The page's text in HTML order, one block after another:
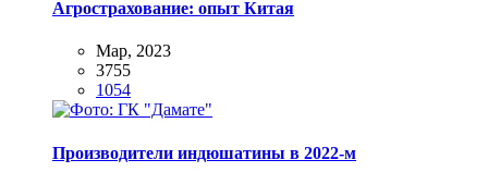
Агрострахование: опыт Китая
Мар, 2023
3755
1054
Производители индюшатины в 2022-м